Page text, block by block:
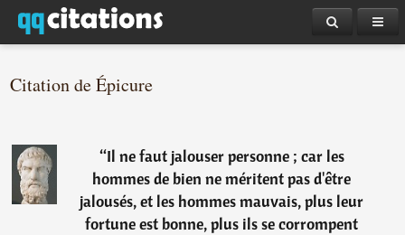
Citation de Épicure
“Il ne faut jalouser personne ; car les
hommes de bien ne méritent pas d'être
jalousés, et les hommes mauvais, plus leur
fortune est bonne, plus ils se corrompent